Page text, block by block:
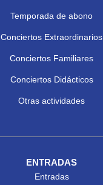
Temporada de abono
Conciertos Extraordinarios
Conciertos Familiares
Conciertos Didácticos
Otras actividades
ENTRADAS
Entradas